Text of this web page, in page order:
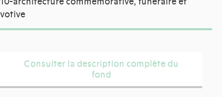
votive
Consulter la description complète du
fond